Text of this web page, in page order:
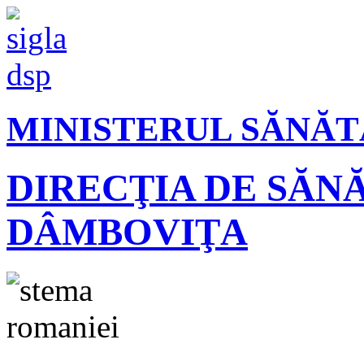
MINISTERUL
DIRECŢIA DE
DÂMBOVIŢA